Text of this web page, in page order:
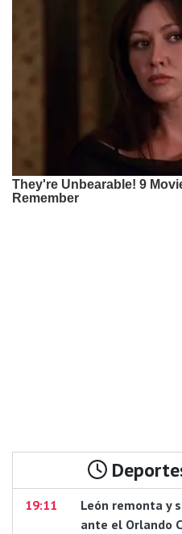
19:11
León remonta y
ante el Orlando